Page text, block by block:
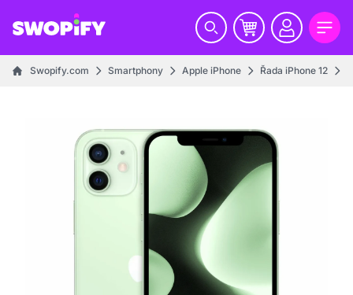
Swopify.com Smartphony Apple iPhone Řada iPhone 12